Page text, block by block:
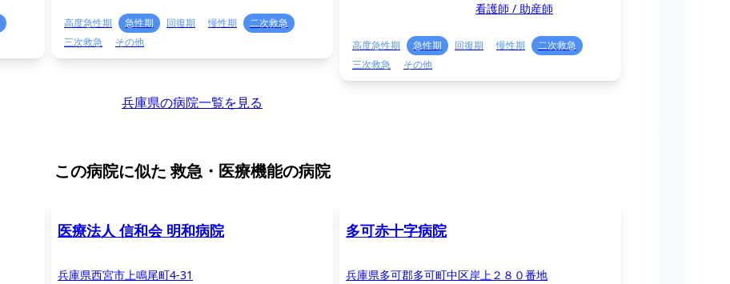
高度急性期 急性期 回復期 慢性期
二次救急
三次救急
その他
看護師 / 助産師
高度急性期 急性期 回復期 慢性期
二次救急
三次救急
その他
兵庫県の病院一覧を見る
この病院に似た 救急・医療機能の病院
医療法人 信和会 明和病院
兵庫県西宮市上鳴尾町4-31
多可赤十字病院
兵庫県多可郡多可町中区岸上２８０番地